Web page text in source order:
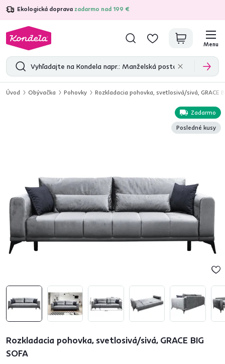
Ekologická doprava zadarmo nad 199 €
4,7 31 333overených produktových recenzií
Menu
Úvod Obývačka Pohovky Rozkladacia pohovka, svetlosivá/sivá, GRACE
Zadarmo
Posledné kusy
Rozkladacia pohovka, svetlosivá/sivá, GRACE BIG
SOFA